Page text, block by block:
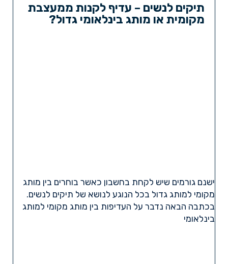
תיקים לנשים – עדיף לקנות ממעצבת
מקומית או מותג בינלאומי גדול?
ישנם גורמים שיש לקחת בחשבון כאשר בוחרים בין מותג
מקומי למותג גדול בכל הנוגע לנושא של תיקים לנשים.
בכתבה הבאה נדבר על העדיפות בין מותג מקומי למותג
בינלאומי